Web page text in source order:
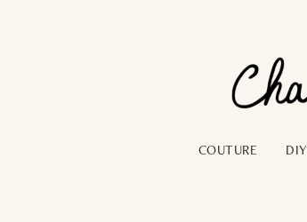
COUTURE DIY